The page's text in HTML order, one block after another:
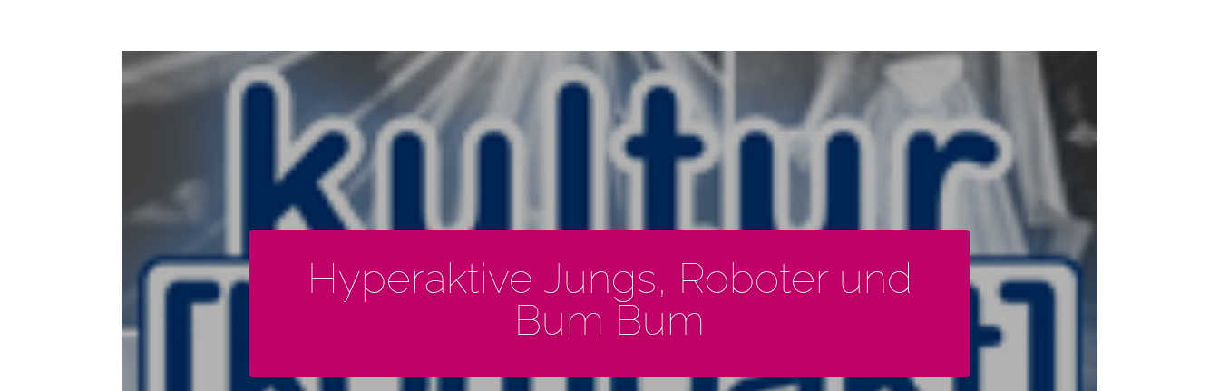
Hyperaktive Jungs, Roboter und
Bum Bum